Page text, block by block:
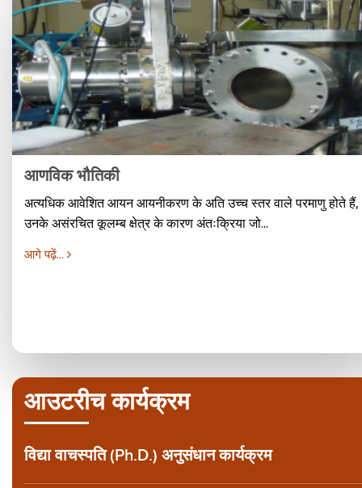
आणविक भौतिकी
अत्यधिक आवेशित आयन आयनीकरण के अति उच्च स्तर वाले परमाणु होते हैं,
उनके असंरचित कूलम्ब क्षेत्र के कारण अंतःक्रिया जो...
आगे पढ़ें...
आउटरीच कार्यक्रम
विद्या वाचस्पति (Ph.D.) अनुसंधान कार्यक्रम